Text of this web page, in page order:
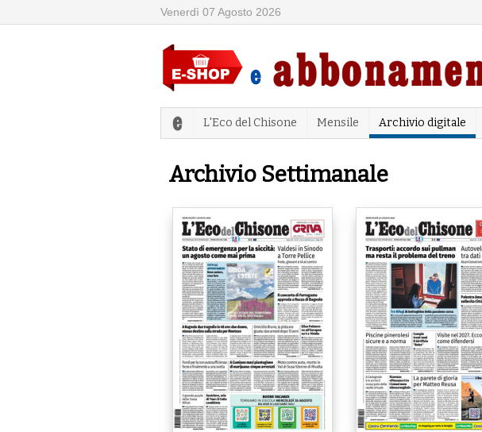
Venerdì 07 Agosto 2026
L'Eco del Chisone Mensile Archivio digitale
Archivio Settimanale
Pagine